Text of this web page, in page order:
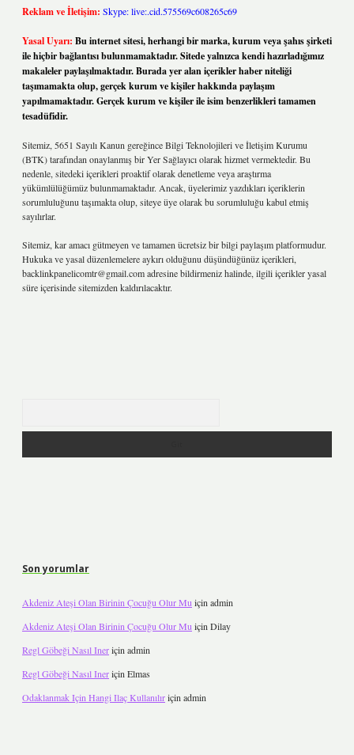
Reklam ve İletişim: Skype: live:.cid.575569c608265c69
Yasal Uyarı: Bu internet sitesi, herhangi bir marka, kurum veya şahıs şirketi
ile hiçbir bağlantısı bulunmamaktadır. Sitede yalnızca kendi hazırladığımız
makaleler paylaşılmaktadır. Burada yer alan içerikler haber niteliği
taşımamakta olup, gerçek kurum ve kişiler hakkında paylaşım
yapılmamaktadır. Gerçek kurum ve kişiler ile isim benzerlikleri tamamen
tesadüfidir.
Sitemiz, 5651 Sayılı Kanun gereğince Bilgi Teknolojileri ve İletişim Kurumu
(BTK) tarafından onaylanmış bir Yer Sağlayıcı olarak hizmet vermektedir. Bu
nedenle, sitedeki içerikleri proaktif olarak denetleme veya araştırma
yükümlülüğümüz bulunmamaktadır. Ancak, üyelerimiz yazdıkları içeriklerin
sorumluluğunu taşımakta olup, siteye üye olarak bu sorumluluğu kabul etmiş
sayılırlar.
Sitemiz, kar amacı gütmeyen ve tamamen ücretsiz bir bilgi paylaşım platformudur.
Hukuka ve yasal düzenlemelere aykırı olduğunu düşündüğünüz içerikleri,
backlinkpanelicomtr@gmail.comadresine bildirmeniz halinde, ilgili içerikler yasal
süre içerisinde sitemizden kaldırılacaktır.
Son yorumlar
Akdeniz Ateşi Olan Birinin Çocuğu Olur Mu için admin
Akdeniz Ateşi Olan Birinin Çocuğu Olur Mu için Dilay
Regl Göbeği Nasıl Ineriçin admin
Regl Göbeği Nasıl Ineriçin Elmas
Odaklanmak Için Hangi Ilaç Kullanılıriçin admin